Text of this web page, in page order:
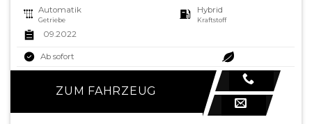
Automatik
Getriebe
Hybrid
Kraftstoff
09.2022
Ab sofort
ZUM FAHRZEUG